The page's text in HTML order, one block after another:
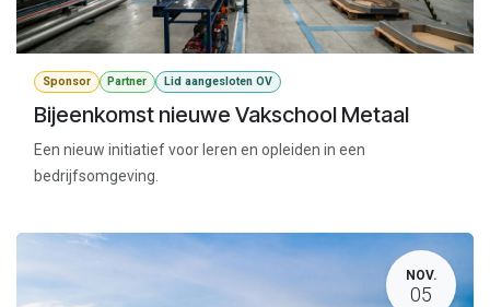
Sponsor Partner Lid aangesloten OV
Bijeenkomst nieuwe Vakschool Metaal
Een nieuw initiatief voor leren en opleiden in een
bedrijfsomgeving.
NOV.
05